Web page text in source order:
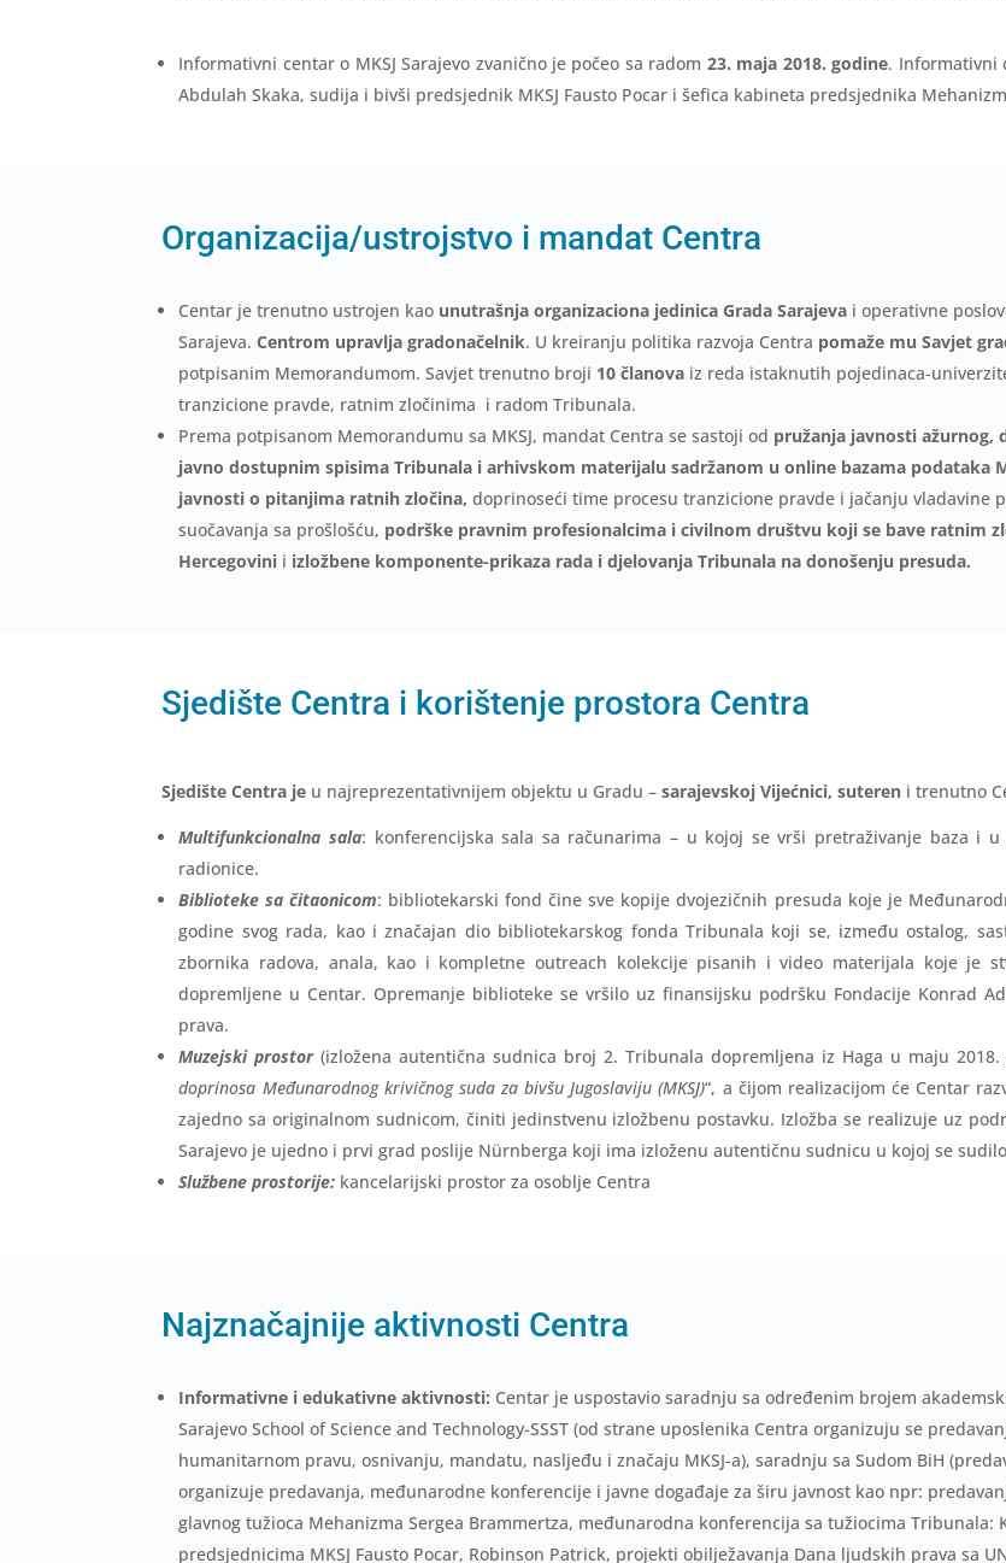
Informativni centar o MKSJ Sarajevo zvanično je počeo sa radom 23. maja 2018. godine. Informativni
Abdulah Skaka, sudija i bivši predsjednik MKSJ Fausto Pocar i šefica kabineta predsjednika
Organizacija/ustrojstvo i mandat Centra
Centar je trenutno ustrojen kao unutrašnja organizaciona jedinica Grada Sarajeva i operativne
Sarajeva.Centrom upravlja gradonačelnik. U kreiranju politika razvoja Centra pomaže mu Savjet
potpisanim Memorandumom. Savjet trenutno broji 10 članova iz reda istaknutih pojedinaca-
tranzicione pravde, ratnim zločinima i radom Tribunala.
Prema potpisanom Memorandumu sa MKSJ, mandat Centra se sastoji od pružanja javnosti
javno dostupnim spisima Tribunala i arhivskom materijalu sadržanom u online bazama podataka
javnosti o pitanjima ratnih zločina, doprinoseći time procesu tranzicione pravde i jačanju vladavine
suočavanja sa prošlošću, podrške pravnim profesionalcima i civilnom društvu koji se bave ratnim
Hercegovini i izložbene komponente-prikaza rada i djelovanja Tribunala na donošenju presuda.
Sjedište Centra i korištenje prostora Centra
Sjedište Centra je u najreprezentativnijem objektu u Gradu –sarajevskoj Vijećnici, suteren i trenutno
Multifunkcionalna sala: konferencijska sala sa računarima – u kojoj se vrši pretraživanje baza i
radionice.
Biblioteke sa čitaonicom: bibliotekarski fond čine sve kopije dvojezičnih presuda koje je
godine svog rada, kao i značajan dio bibliotekarskog fonda Tribunala koji se, između ostalog,
zbornika radova, anala, kao i kompletne outreach kolekcije pisanih i video materijala koje je
dopremljene u Centar. Opremanje biblioteke se vršilo uz finansijsku podršku Fondacije Konrad
prava.
Muzejski prostor(izložena autentična sudnica broj 2. Tribunala dopremljena iz Haga u maju
doprinosa Međunarodnog krivičnog suda za bivšu Jugoslaviju (MKSJ)“, a čijom realizacijom će Centar
zajedno sa originalnom sudnicom, činiti jedinstvenu izložbenu postavku. Izložba se realizuje uz
Sarajevo je ujedno i prvi grad poslije Nürnberga koji ima izloženu autentičnu sudnicu u kojoj se
Službene prostorije: kancelarijski prostor za osoblje Centra
Najznačajnije aktivnosti Centra
Informativne i edukativne aktivnosti: Centar je uspostavio saradnju sa određenim brojem
Sarajevo School of Science and Technology-SSST (od strane uposlenika Centra organizuju se
humanitarnom pravu, osnivanju, mandatu, nasljeđu i značaju MKSJ-a), saradnju sa Sudom BiH
organizuje predavanja, međunarodne konferencije i javne događaje za širu javnost kao npr:
glavnog tužioca Mehanizma Sergea Brammertza, međunarodna konferencija sa tužiocima Tribunala:
predsjednicima MKSJ Fausto Pocar, Robinson Patrick, projekti obilježavanja Dana ljudskih prava sa